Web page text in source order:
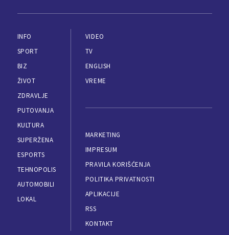
INFO
SPORT
BIZ
ŽIVOT
ZDRAVLJE
PUTOVANJA
KULTURA
SUPERŽENA
ESPORTS
TEHNOPOLIS
AUTOMOBILI
LOKAL
VIDEO
TV
ENGLISH
VREME
MARKETING
IMPRESUM
PRAVILA KORIŠĆENJA
POLITIKA PRIVATNOSTI
APLIKACIJE
RSS
KONTAKT